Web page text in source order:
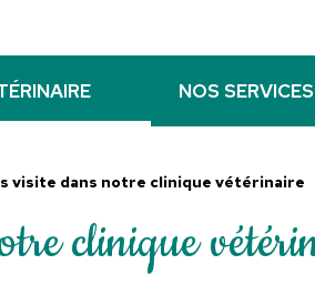
NOS SERVICES
visite dans notre clinique vétérinaire
clinique